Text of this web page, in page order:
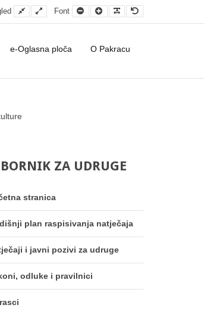
contrast
and Black contrast
Fixed layout
Wide layout
Font Smaller Font
Larger FontReadable Font
e-Oglasna ploča O Pakracu
ZA UDRUGE
stranica
plan raspisivanja natječaja
i javni pozivi za udruge
odluke i pravilnici